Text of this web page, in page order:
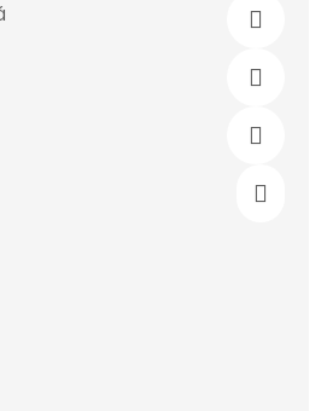
Přidat